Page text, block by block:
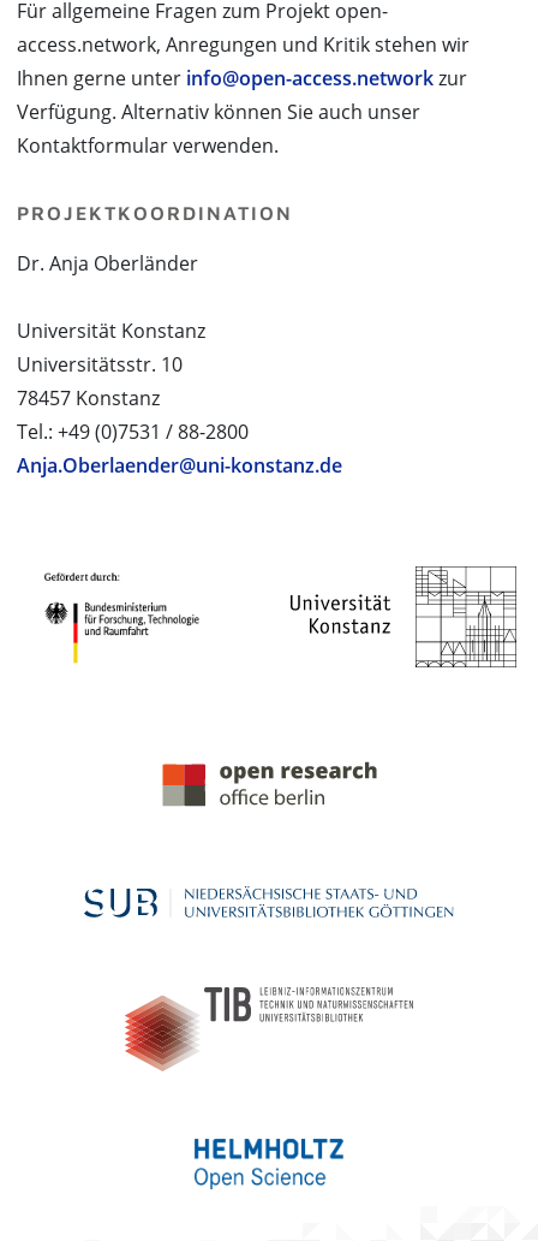
Für allgemeine Fragen zum Projekt open-
access.network, Anregungen und Kritik stehen wir
Ihnen gerne unter info@open-access.networkzur
Verfügung. Alternativ können Sie auch unser
Kontaktformular verwenden.
PROJEKTKOORDINATION
Dr. Anja Oberländer
Universität Konstanz
Universitätsstr. 10
78457 Konstanz
Tel.: +49 (0)7531 / 88-2800
Anja.Oberlaender@uni-konstanz.de